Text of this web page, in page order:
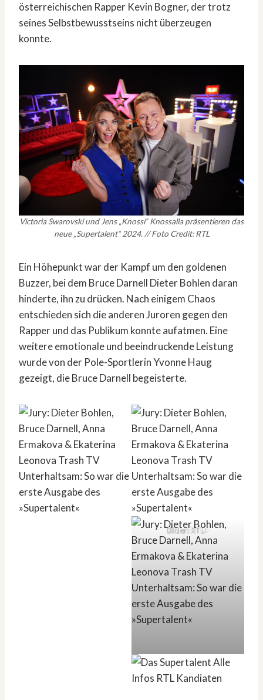
österreichischen Rapper Kevin Bogner, der trotz
seines Selbstbewusstseins nicht überzeugen
konnte.
Victoria Swarovski und Jens „Knossi“ Knossalla präsentieren das
neue „Supertalent“ 2024. // Foto Credit: RTL
Ein Höhepunkt war der Kampf um den goldenen
Buzzer, bei dem Bruce Darnell Dieter Bohlen daran
hinderte, ihn zu drücken. Nach einigem Chaos
entschieden sich die anderen Juroren gegen den
Rapper und das Publikum konnte aufatmen. Eine
weitere emotionale und beeindruckende Leistung
wurde von der Pole-Sportlerin Yvonne Haug
gezeigt, die Bruce Darnell begeisterte.
Bilder: RTL+